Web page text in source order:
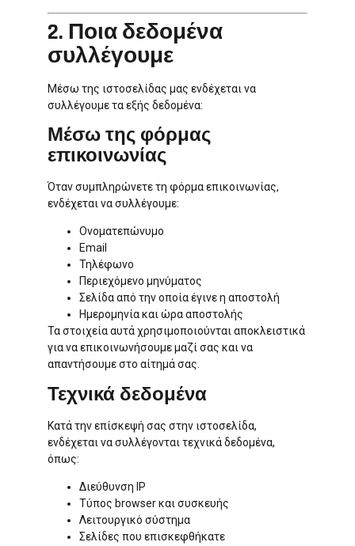
2. Ποια δεδομένα
συλλέγουμε
Μέσω της ιστοσελίδας μας ενδέχεται να
συλλέγουμε τα εξής δεδομένα:
Μέσω της φόρμας
επικοινωνίας
Όταν συμπληρώνετε τη φόρμα επικοινωνίας,
ενδέχεται να συλλέγουμε:
Ονοματεπώνυμο
Email
Τηλέφωνο
Περιεχόμενο μηνύματος
Σελίδα από την οποία έγινε η αποστολή
Ημερομηνία και ώρα αποστολής
Τα στοιχεία αυτά χρησιμοποιούνται αποκλειστικά
για να επικοινωνήσουμε μαζί σας και να
απαντήσουμε στο αίτημά σας.
Τεχνικά δεδομένα
Κατά την επίσκεψή σας στην ιστοσελίδα,
ενδέχεται να συλλέγονται τεχνικά δεδομένα,
όπως:
Διεύθυνση IP
Τύπος browser και συσκευής
Λειτουργικό σύστημα
Σελίδες που επισκεφθήκατε